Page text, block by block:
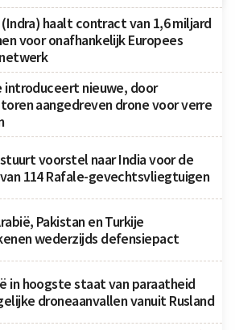
haalt contract van 1,6 miljard
voor onafhankelijk Europees
introduceert nieuwe, door
aangedreven drone voor verre
voorstel naar India voor de
114 Rafale-gevechtsvliegtuigen
Pakistan en Turkije
wederzijds defensiepact
in hoogste staat van paraatheid
droneaanvallen vanuit Rusland